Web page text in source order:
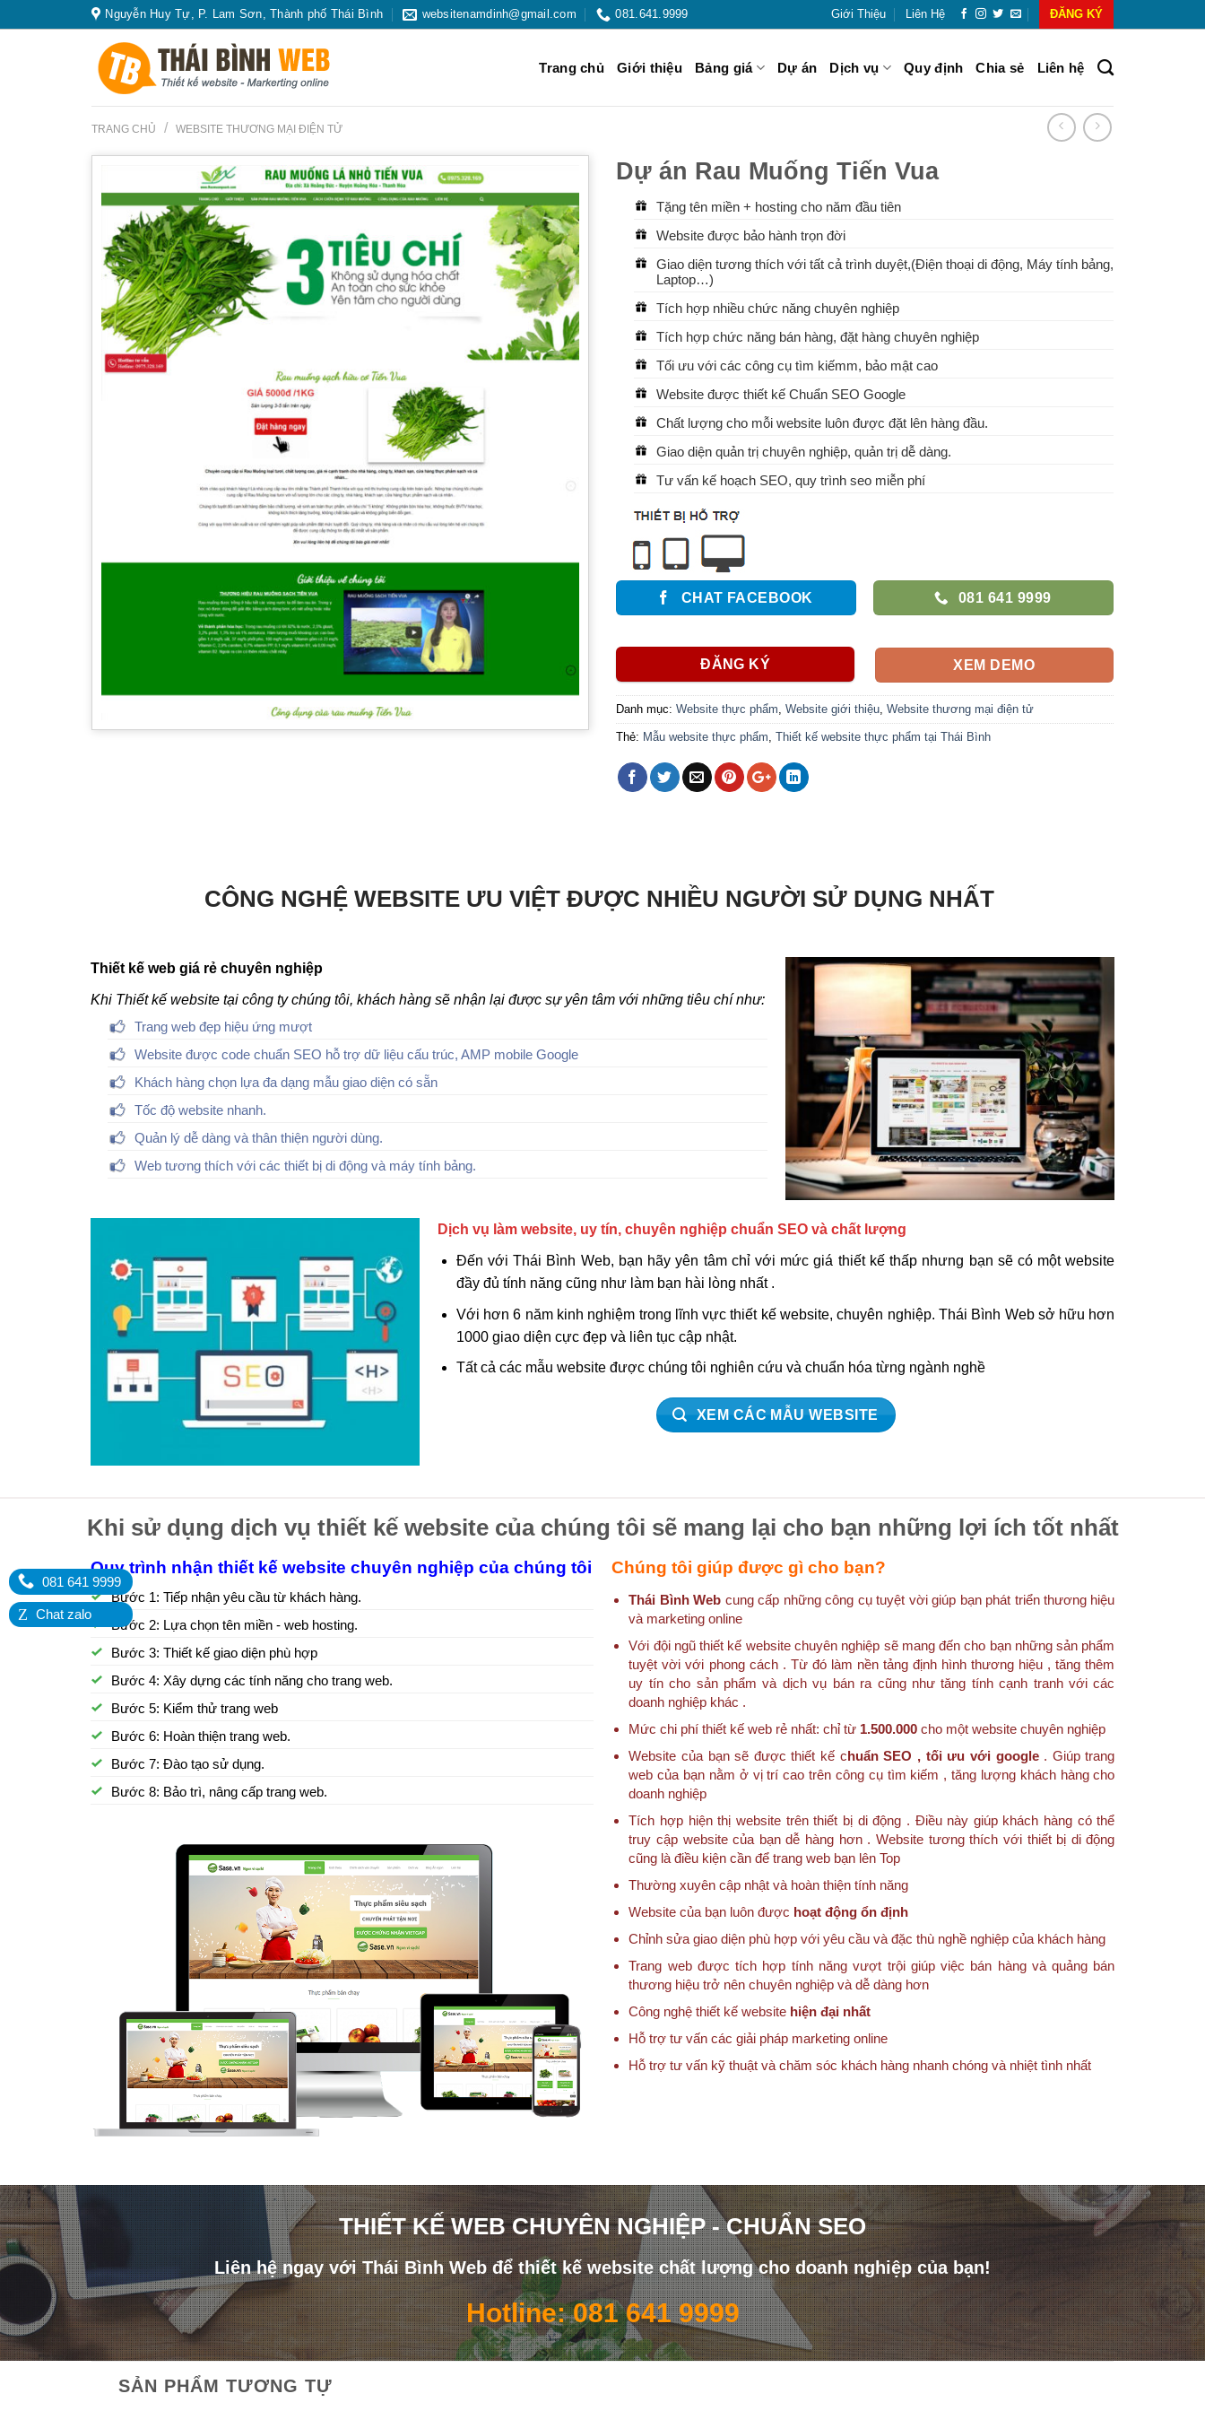
to
081 641 9999
Z Chat zalo
Nguyễn Huy Tự, P. Lam Sơn, Thành phố Thái Bình websitenamdinh@gmail.com 081.641.9999 Giới Thiệu Liên Hệ ĐĂNG KÝ
Trang chủ Giới thiệu Bảng giá Dự án Dịch vụ Quy định Chia sẻ Liên hệ
TRANG CHỦ / WEBSITE THƯƠNG MẠI ĐIỆN TỬ
Dự án Rau Muống Tiến Vua
Tặng tên miền + hosting cho năm đầu tiên
Website được bảo hành trọn đời
Giao diện tương thích với tất cả trình duyệt,(Điện thoại di động, Máy tính bảng,
Laptop…)
Tích hợp nhiều chức năng chuyên nghiệp
Tích hợp chức năng bán hàng, đặt hàng chuyên nghiệp
Tối ưu với các công cụ tìm kiếmm, bảo mật cao
Website được thiết kế Chuẩn SEO Google
Chất lượng cho mỗi website luôn được đặt lên hàng đầu.
Giao diện quản trị chuyên nghiệp, quản trị dễ dàng.
Tư vấn kế hoạch SEO, quy trình seo miễn phí
CHAT FACEBOOK 081 641 9999
ĐĂNG KÝ XEM DEMO
Danh mục: Website thực phẩm, Website giới thiệu, Website thương mại điện tử
Thẻ: Mẫu website thực phẩm, Thiết kế website thực phẩm tại Thái Bình
CÔNG NGHỆ WEBSITE ƯU VIỆT ĐƯỢC NHIỀU NGƯỜI SỬ DỤNG NHẤT
Thiết kế web giá rẻ chuyên nghiệp
Khi Thiết kế website tại công ty chúng tôi, khách hàng sẽ nhận lại được sự yên tâm với những tiêu chí như:
Trang web đẹp hiệu ứng mượt
Website được code chuẩn SEO hỗ trợ dữ liệu cấu trúc, AMP mobile Google
Khách hàng chọn lựa đa dạng mẫu giao diện có sẵn
Tốc độ website nhanh.
Quản lý dễ dàng và thân thiện người dùng.
Web tương thích với các thiết bị di động và máy tính bảng.
Dịch vụ làm website, uy tín, chuyên nghiệp chuẩn SEO và chất lượng
Đến với Thái Bình Web, bạn hãy yên tâm chỉ với mức giá thiết kế thấp nhưng bạn sẽ có một website
đầy đủ tính năng cũng như làm bạn hài lòng nhất .
Với hơn 6 năm kinh nghiệm trong lĩnh vực thiết kế website, chuyên nghiệp. Thái Bình Web sở hữu hơn
1000 giao diện cực đẹp và liên tục cập nhật.
Tất cả các mẫu website được chúng tôi nghiên cứu và chuẩn hóa từng ngành nghề
XEM CÁC MẪU WEBSITE
Khi sử dụng dịch vụ thiết kế website của chúng tôi sẽ mang lại cho bạn những lợi ích tốt nhất
Quy trình nhận thiết kế website chuyên nghiệp của chúng tôi
Bước 1: Tiếp nhận yêu cầu từ khách hàng.
Bước 2: Lựa chọn tên miền - web hosting.
Bước 3: Thiết kế giao diện phù hợp
Bước 4: Xây dựng các tính năng cho trang web.
Bước 5: Kiểm thử trang web
Bước 6: Hoàn thiện trang web.
Bước 7: Đào tạo sử dụng.
Bước 8: Bảo trì, nâng cấp trang web.
Chúng tôi giúp được gì cho bạn?
Thái Bình Web cung cấp những công cụ tuyệt vời giúp bạn phát triển thương hiệu
và marketing online
Với đội ngũ thiết kế website chuyên nghiệp sẽ mang đến cho bạn những sản phẩm
tuyệt vời với phong cách . Từ đó làm nền tảng định hình thương hiệu , tăng thêm
uy tín cho sản phẩm và dịch vụ bán ra cũng như tăng tính cạnh tranh với các
doanh nghiệp khác .
Mức chi phí thiết kế web rẻ nhất: chỉ từ 1.500.000 cho một website chuyên nghiệp
Website của bạn sẽ được thiết kế chuẩn SEO , tối ưu với google. Giúp trang
web của bạn nằm ở vị trí cao trên công cụ tìm kiếm , tăng lượng khách hàng cho
doanh nghiệp
Tích hợp hiện thị website trên thiết bị di động . Điều này giúp khách hàng có thể
truy cập website của bạn dễ hàng hơn . Website tương thích với thiết bị di động
cũng là điều kiện cần để trang web bạn lên Top
Thường xuyên cập nhật và hoàn thiện tính năng
Website của bạn luôn được hoạt động ổn định
Chỉnh sửa giao diện phù hợp với yêu cầu và đặc thù nghề nghiệp của khách hàng
Trang web được tích hợp tính năng vượt trội giúp việc bán hàng và quảng bán
thương hiệu trở nên chuyên nghiệp và dễ dàng hơn
Công nghệ thiết kế website hiện đại nhất
Hỗ trợ tư vấn các giải pháp marketing online
Hỗ trợ tư vấn kỹ thuật và chăm sóc khách hàng nhanh chóng và nhiệt tình nhất
THIẾT KẾ WEB CHUYÊN NGHIỆP - CHUẨN SEO
Liên hệ ngay với Thái Bình Web để thiết kế website chất lượng cho doanh nghiệp của bạn!
Hotline: 081 641 9999
SẢN PHẨM TƯƠNG TỰ